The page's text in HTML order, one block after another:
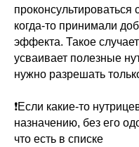
когда-то принимали
эффекта. Такое
усваивает полезные
нужно разрешать
❗️Если какие-то
назначению, без его
что есть в списке